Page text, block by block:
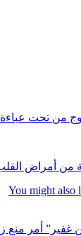
من تحت عباءة
You might also
غفير” أمر منع